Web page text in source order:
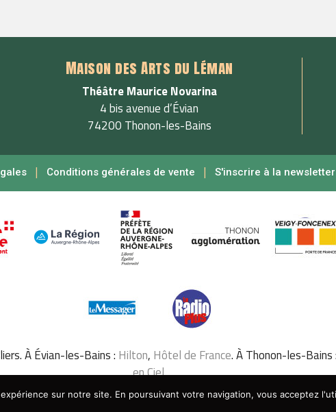
Maison des Arts du Léman
Théâtre Maurice Novarina
4 bis avenue d’Évian
74200 Thonon-les-Bains
| Conditions générales de vente | S'inscrire à la newsletter
À Évian-les-Bains : Hilton, Hôtel de France. À Thonon-les-Bains :
en Ciel.
sur notre site. En poursuivant votre navigation, vous acceptez